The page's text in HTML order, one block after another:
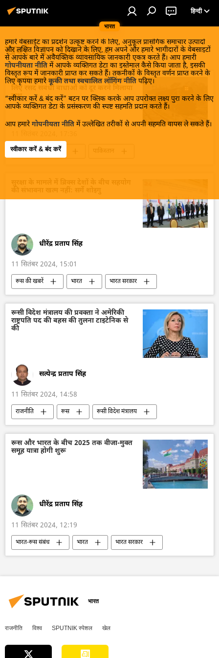
भारत
हिन्दी
हमारे वेबसाईट का प्रदर्शन उत्कृष्ट करने के लिए, अनुकूल प्रासंगिक समाचार उत्पादों
और लक्षित विज्ञापन को दिखाने के लिए, हम अपने और हमारे भागीदारों के वेबसाइटों
से आपके बारे में अवैयक्तिक व्यावसायिक जानकारी एकत्र करते हैं। आप हमारी
गोपनीयता नीति में आपके व्यक्तिगत डेटा का इस्तेमाल कैसे किया जाता है, इसकी
विस्तृत रूप में जानकारी प्राप्त कर सकते हैं। तकनीकों के विस्तृत वर्णन प्राप्त करने के
लिए कृपया हमारे कूकी तथा स्वचालित लॉगिंग नीति पढ़िए।
“स्वीकार करें & बंद करें” बटन पर क्लिक करके आप उपरोक्त लक्ष्य पुरा करने के लिए
आपके व्यक्तिगत डेटा के प्रसंस्करण की स्पष्ट सहमति प्रदान करते हैं।
आप हमारे गोपनीयता नीति में उल्लेखित तरीकों से अपनी सहमति वापस ले सकते हैं।
स्वीकार करें & बंद करें
खबरें - 11.09.2024
कजाकिस्तान-पाकिस्तान ने व्यापार में सुधार के
लिए रसद संबंधी बाधाओं को दूर करने मिलाया
हाथ
व्यापार और अर्थव्यवस्था
पाकिस्तान
धीरेंद्र प्रताप सिंह
11 सितंबर 2024, 15:01
रूस की खबरें भारत
भारत सरकार
भारत का विकास
दिल्ली
रूस का विकास
रूस
मास्को
राष्ट्रीय सुरक्षा
ब्रिक्स
ब्रिक्स का विस्तारण
रूसी विदेश मंत्रालय की प्रवक्ता ने अमेरिकी
राष्ट्रपति पद की बहस की तुलना टाइटेनिक से
की
सत्येन्द्र प्रताप सिंह
11 सितंबर 2024, 14:58
राजनीति रूस
रूसी विदेश मंत्रालय
मारिया ज़खारोवा
टाइटेनिक
टाइटेनिक का मलबा
बहुध्रुवीय दुनिया
अमेरिका
अमेरिकी डेमोक्रेट
रूस और भारत के बीच 2025 तक वीजा-मुक्त
समूह यात्रा होगी शुरू
धीरेंद्र प्रताप सिंह
11 सितंबर 2024, 12:19
भारत-रूस संबंध भारत
भारत सरकार
भारत का विकास
रूस का विकास
रूस
भारत
राजनीति विश्व SPUTNIK स्पेशल खेल